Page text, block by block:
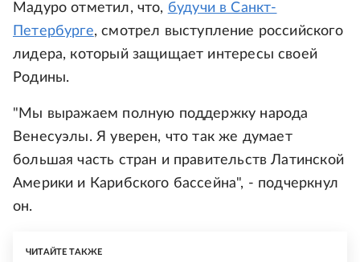
Мадуро отметил, что, будучи в Санкт-
Петербурге, смотрел выступление российского
лидера, который защищает интересы своей
Родины.
"Мы выражаем полную поддержку народа
Венесуэлы. Я уверен, что так же думает
большая часть стран и правительств Латинской
Америки и Карибского бассейна", - подчеркнул
он.
ЧИТАЙТЕ ТАКЖЕ